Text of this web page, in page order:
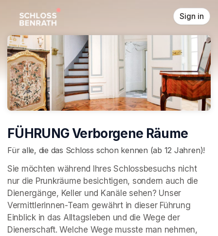
Sign in
FÜHRUNG Verborgene Räume
Für alle, die das Schloss schon kennen (ab 12 Jahren)!
Sie möchten während Ihres Schlossbesuchs nicht
nur die Prunkräume besichtigen, sondern auch die
Dienergänge, Keller und Kanäle sehen? Unser
Vermittlerinnen-Team gewährt in dieser Führung
Einblick in das Alltagsleben und die Wege der
Dienerschaft. Welche Wege musste man nehmen,